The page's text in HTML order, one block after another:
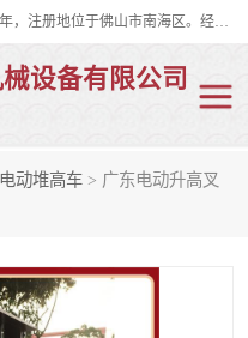
佛山市皇加力机械设备有限公司成立于2017年，注册地位于佛山市南海区。经营范围包括：其他机械设备及电子产品批发、电气设备批发、贸易代理、五金产品批发等；主要产品有：移动式登车桥、叉车装卸货平台、移动式升降机、升降货梯、油桶夹具、电动堆高车。
设备有限公司
动堆高车 > 广东电动升高叉
移动登车台
电动搬运车